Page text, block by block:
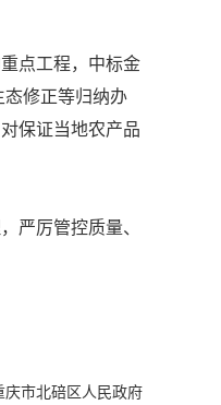
点工程，中标金
修正等归纳办
保证当地农产品
严厉管控质量、
庆市北碚区人民政府